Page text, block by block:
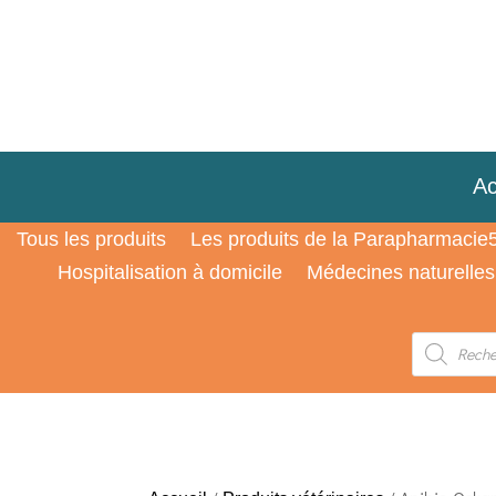
Tous les produits Les produits de la
Hospitalisation à domicile
Médecines naturelles
Recherche
produits